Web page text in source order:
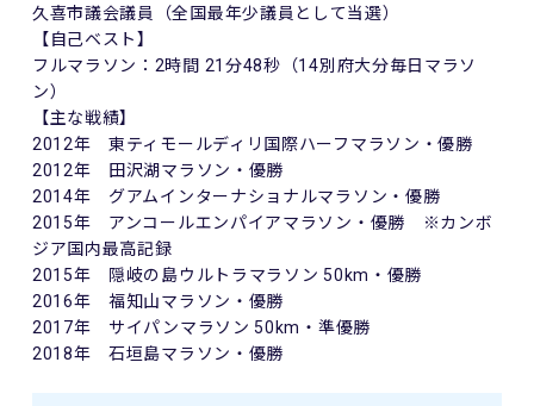
久喜市議会議員（全国最年少議員として当選）
【自己ベスト】
フルマラソン：2時間 21分48秒（14別府大分毎日マラソ
ン）
【主な戦績】
2012年 東ティモールディリ国際ハーフマラソン・優勝
2012年 田沢湖マラソン・優勝
2014年 グアムインターナショナルマラソン・優勝
2015年 アンコールエンパイアマラソン・優勝 ※カンボ
ジア国内最高記録
2015年 隠岐の島ウルトラマラソン 50km・優勝
2016年 福知山マラソン・優勝
2017年 サイパンマラソン 50km・準優勝
2018年 石垣島マラソン・優勝